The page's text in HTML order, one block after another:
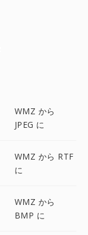
WMZ から
JPEG に
WMZ から RTF
に
WMZ から
BMP に